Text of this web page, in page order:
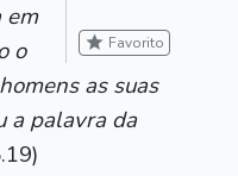
star Favorito
em
o
as suas
a palavra da